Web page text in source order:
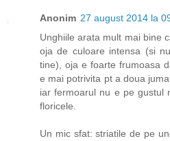
Anonim 27 august 2014 la
Unghiile arata mult mai bine
oja de culoare intensa (si
tine), oja e foarte frumoasa
e mai potrivita pt a doua
iar fermoarul nu e pe gustul
floricele.
Un mic sfat: striatile de pe